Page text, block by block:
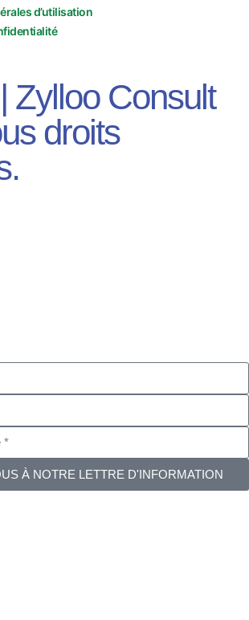
d’utilisation
Zylloo Consult
droits
À NOTRE LETTRE D'INFORMATION